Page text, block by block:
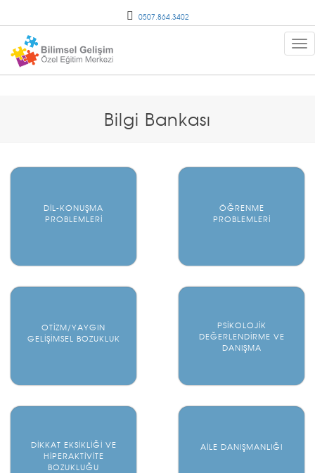
0507.864.3402
Bilgi Bankası
DİL-KONUŞMA
PROBLEMLERİ
ÖĞRENME
PROBLEMLERİ
OTİZM/YAYGIN
GELİŞİMSEL BOZUKLUK
PSİKOLOJİK
DEĞERLENDİRME VE
DANIŞMA
DİKKAT EKSİKLİĞİ VE
HİPERAKTİVİTE
BOZUKLUĞU
AİLE DANIŞMANLIĞI